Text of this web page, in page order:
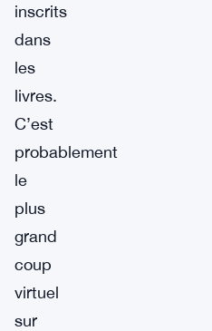
inscrits
dans
les
livres.
C’est
probablement
le
plus
grand
coup
virtuel
sur